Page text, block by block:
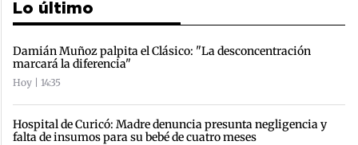
Lo último
Damián Muñoz palpita el Clásico: "La desconcentración
marcará la diferencia"
Hoy | 14:35
Hospital de Curicó: Madre denuncia presunta negligencia y
falta de insumos para su bebé de cuatro meses